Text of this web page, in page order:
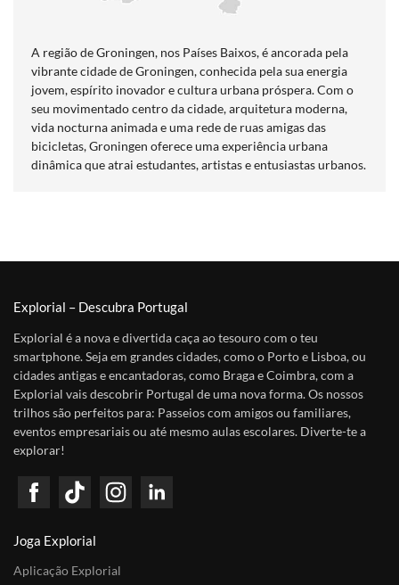
A região de Groningen, nos Países Baixos, é ancorada pela
vibrante cidade de Groningen, conhecida pela sua energia
jovem, espírito inovador e cultura urbana próspera. Com o
seu movimentado centro da cidade, arquitetura moderna,
vida nocturna animada e uma rede de ruas amigas das
bicicletas, Groningen oferece uma experiência urbana
dinâmica que atrai estudantes, artistas e entusiastas urbanos.
Explorial – Descubra Portugal
Explorial é a nova e divertida caça ao tesouro com o teu
smartphone. Seja em grandes cidades, como o Porto e Lisboa, ou
cidades antigas e encantadoras, como Braga e Coimbra, com a
Explorial vais descobrir Portugal de uma nova forma. Os nossos
trilhos são perfeitos para: Passeios com amigos ou familiares,
eventos empresariais ou até mesmo aulas escolares. Diverte-te a
explorar!
Joga Explorial
Aplicação Explorial